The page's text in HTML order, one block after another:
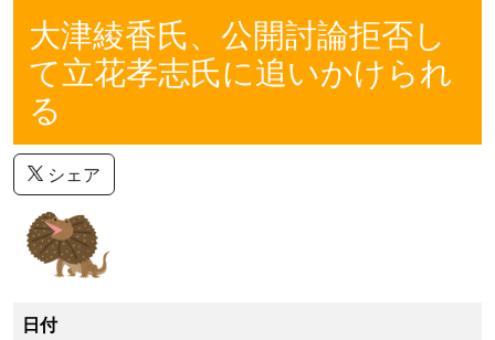
大津綾香氏、公開討論拒否し
て立花孝志氏に追いかけられ
る
シェア
日付